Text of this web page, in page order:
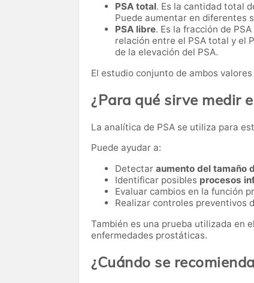
PSA total. Es la cantidad total
Puede aumentar en diferentes
PSA libre. Es la fracción de
relación entre el PSA total y el
de la elevación del PSA.
El estudio conjunto de ambos
¿Para qué sirve medir
La analítica de PSA se utiliza para
Puede ayudar a:
Detectar aumento del tamaño
Identificar posibles procesos
Evaluar cambios en la función
Realizar controles preventivos
También es una prueba utilizada en
enfermedades prostáticas.
¿Cuándo se